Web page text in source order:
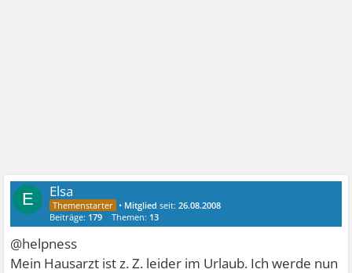
E Elsa
• Mitglied seit:26.08.2008
Beiträge: 179 Themen: 13
@helpness
Mein Hausarzt ist z. Z. leider im Urlaub. Ich werde nun